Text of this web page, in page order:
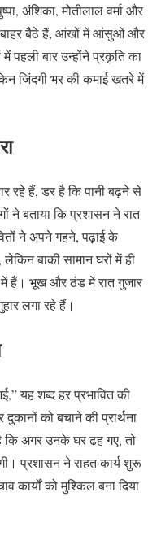
अंशिका, मोतीलाल वर्मा और
बाहर बैठे हैं, आंखों में आंसुओं और
बार उन्होंने प्रकृति का
जिंदगी भर की कमाई खतरे में
रहे हैं, डर है कि पानी बढ़ने से
ने बताया कि प्रशासन ने रात
ने अपने गहने, पढ़ाई के
बाकी सामान घरों में ही
में हैं। भूख और ठंड में रात गुजार
लगा रहे हैं।
यह शब्द हर प्रभावित की
को बचाने की प्रार्थना
कि अगर उनके घर ढह गए, तो
प्रशासन ने राहत कार्य शुरू
कार्यों को मुश्किल बना दिया